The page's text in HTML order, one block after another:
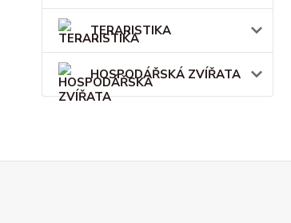
TERARISTIKA
HOSPODÁŘSKÁ ZVÍŘATA